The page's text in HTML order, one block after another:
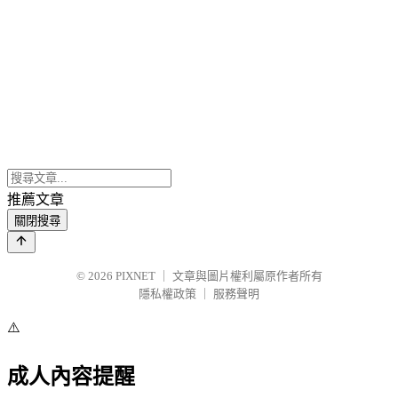
推薦文章
關閉搜尋
© 2026 PIXNET
文章與圖片權利屬原作者所有
隱私權政策
服務聲明
⚠️
成人內容提醒